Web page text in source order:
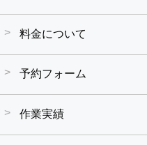
料金について
予約フォーム
作業実績